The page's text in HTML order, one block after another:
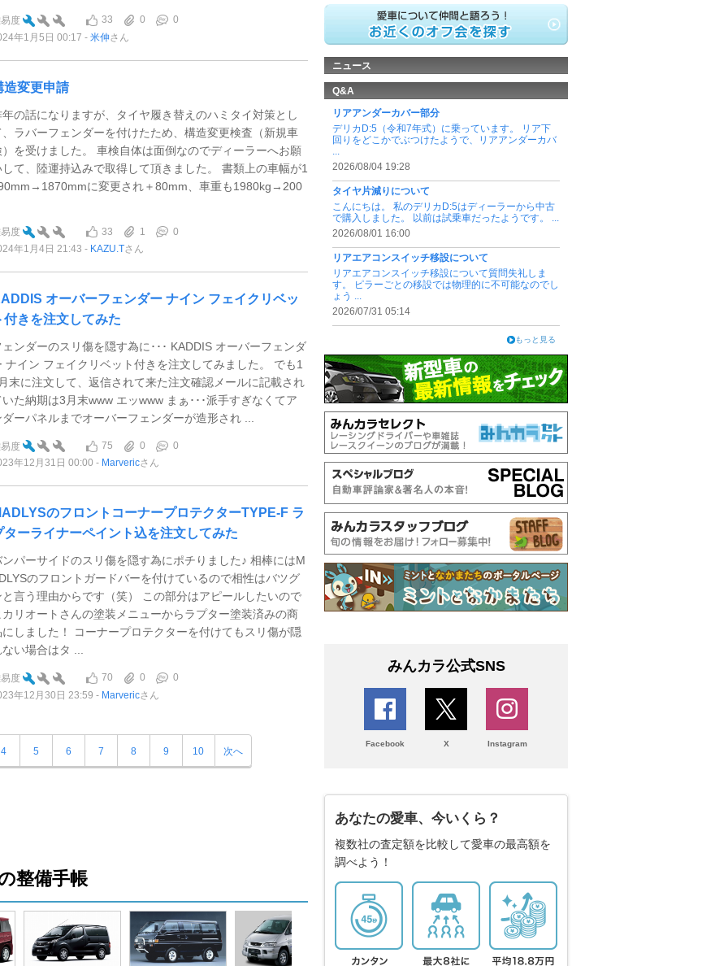
度 33 0
0
年1月5日 00:17
米伸さん
造変更申請
年の話になりますが、タイヤ履き替えのハミタイ対策とし
、ラバーフェンダーを付けたため、構造変更検査（新規車
）を受けました。 車検自体は面倒なのでディーラーへお願
して、陸運持込みで取得して頂きました。 書類上の車幅が1
に変更され＋80mm、車重も1980kg→200
度 33 1
0
年1月4日 21:43
KAZU.Tさん
オーバーフェンダー ナイン フェイクリベッ
付きを注文してみた
ェンダーのスリ傷を隠す為に･･･ KADDIS オーバーフェンダ
ナイン フェイクリベット付きを注文してみました。 でも1
末に注文して、返信されて来た注文確認メールに記載され
いた納期は3月末www エッwww まぁ･･･派手すぎなくてア
ダーパネルまでオーバーフェンダーが造形され ...
度 75 0
0
年12月31日 00:00
Marvericさん
のフロントコーナープロテクターTYPE-F ラ
ターライナーペイント込を注文してみた
ンパーサイドのスリ傷を隠す為にポチりました♪ 相棒にはM
のフロントガードバーを付けているので相性はバツグ
と言う理由からです（笑） この部分はアピールしたいので
カリオートさんの塗装メニューからラプター塗装済みの商
にしました！ コーナープロテクターを付けてもスリ傷が隠
ない場合はタ ...
度 70 0
0
年12月30日 23:59
Marvericさん
4 5 6 7 8 9 10 次へ
整備手帳
ニュース
Q&A
リアアンダーカバー部分
デリカD:5（令和7年式）に乗っています。 リア下
回りをどこかでぶつけたようで、リアアンダーカバ
...
2026/08/04 19:28
タイヤ片減りについて
こんにちは。 私のデリカD:5はディーラーから中古
で購入しました。 以前は試乗車だったようです。 ...
2026/08/01 16:00
リアエアコンスイッチ移設について
リアエアコンスイッチ移設について質問失礼しま
す。 ピラーごとの移設では物理的に不可能なのでし
ょう ...
2026/07/31 05:14
もっと見る
みんカラ公式SNS
Facebook X Instagram
あなたの愛車、今いくら？
複数社の査定額を比較して愛車の最高額を
調べよう！